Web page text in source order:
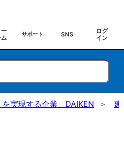
サポート SNS
ログ
イン
を実現する企業 DAIKEN 建